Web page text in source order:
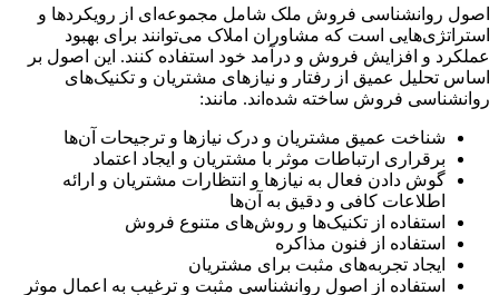
اصول روانشناسی فروش ملک شامل مجموعه‌ای از رویکردها و
استراتژی‌هایی است که مشاوران املاک می‌توانند برای بهبود
عملکرد و افزایش فروش و درآمد خود استفاده کنند. این اصول بر
اساس تحلیل عمیق از رفتار و نیازهای مشتریان و تکنیک‌های
روانشناسی فروش ساخته شده‌اند. مانند:
شناخت عمیق مشتریان و درک نیازها و ترجیحات آن‌ها
برقراری ارتباطات موثر با مشتریان و ایجاد اعتماد
گوش دادن فعال به نیازها و انتظارات مشتریان و ارائه
اطلاعات کافی و دقیق به آن‌ها
استفاده از تکنیک‌ها و روش‌های متنوع فروش
استفاده از فنون مذاکره
ایجاد تجربه‌های مثبت برای مشتریان
استفاده از اصول روانشناسی مثبت و ترغیب به اعمال موثر